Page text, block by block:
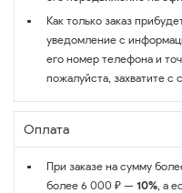
Как только заказ
уведомление с
его номер телефона и
пожалуйста, захватите с
Оплата
При заказе на сумму
более 6 000 ₽ — 10%, а